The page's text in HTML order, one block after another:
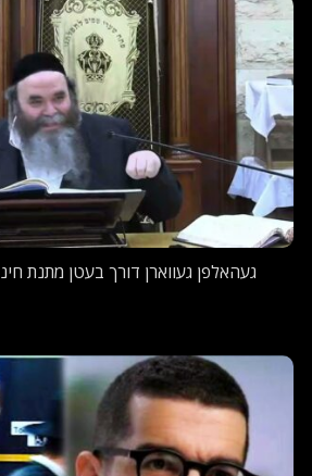
געהאלפן געווארן דורך בעטן מתנת